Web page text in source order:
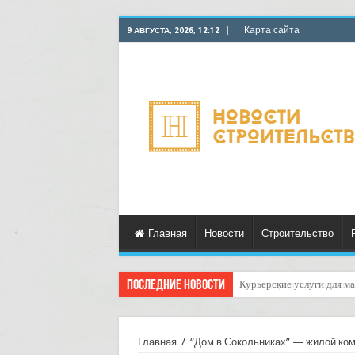
9 АВГУСТА, 2026, 12:12 Карта сайта
Главная Новости Строительство
Последние новости Как настроить
Главная / “Дом в Сокольниках” — жилой